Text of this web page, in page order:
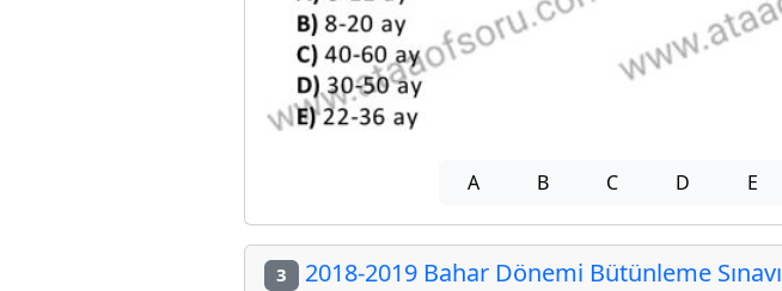
A B C D E
3 2018-2019 Bahar Dönemi Bütünleme Sınavı